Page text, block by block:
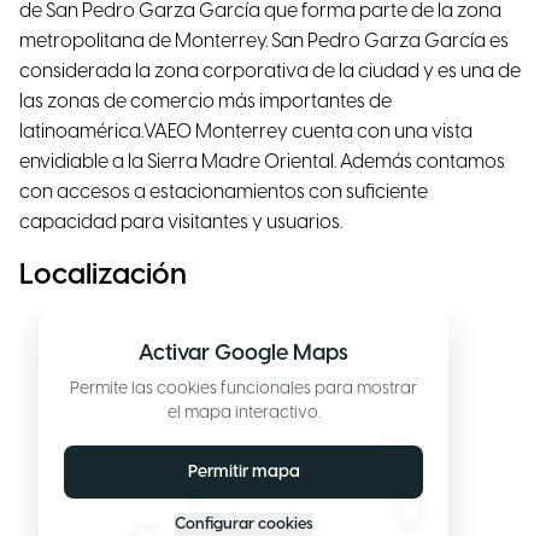
de San Pedro Garza García que forma parte de la zona
metropolitana de Monterrey. San Pedro Garza García es
considerada la zona corporativa de la ciudad y es una de
las zonas de comercio más importantes de
latinoamérica.VAEO Monterrey cuenta con una vista
envidiable a la Sierra Madre Oriental. Además contamos
con accesos a estacionamientos con suficiente
capacidad para visitantes y usuarios.
Localización
Activar Google Maps
Permite las cookies funcionales para mostrar
el mapa interactivo.
Permitir mapa
Configurar cookies